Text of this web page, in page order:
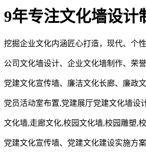
9年专注文化墙设计
挖掘企业文化内涵匠心打造，现代、个
公司文化墙设计、企业文化墙制作、荣
党建文化宣传墙、廉洁文化长廊、廉政
党员活动室布置,党建展厅党建文化墙设
文化墙,走廊文化,校园文化墙,校园雕塑,
党建文化宣传墙、党建文化建设实施方